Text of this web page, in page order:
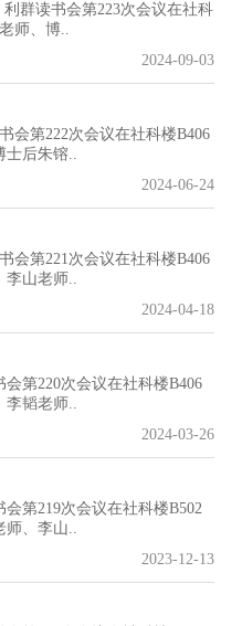
利群读书会第223次会议在社科
师、博..
2024-09-03
会第222次会议在社科楼B406
士后朱镕..
2024-06-24
会第221次会议在社科楼B406
李山老师..
2024-04-18
第220次会议在社科楼B406
李韬老师..
2024-03-26
第219次会议在社科楼B502
师、李山..
2023-12-13